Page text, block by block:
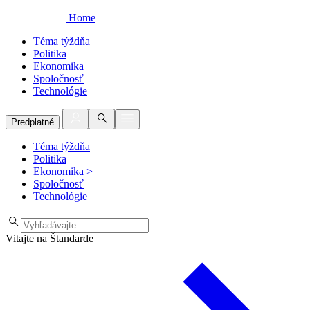
Home
Téma týždňa
Politika
Ekonomika
Spoločnosť
Technológie
Predplatné
Téma týždňa
Politika
Ekonomika >
Spoločnosť
Technológie
Vitajte na Štandarde